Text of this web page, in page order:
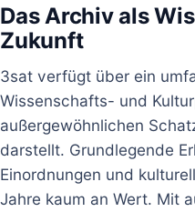
Das Archiv als
Zukunft
3sat verfügt über ein
Wissenschafts- und
außergewöhnlichen
darstellt. Grundlegende
Einordnungen und
Jahre kaum an Wert. Mit